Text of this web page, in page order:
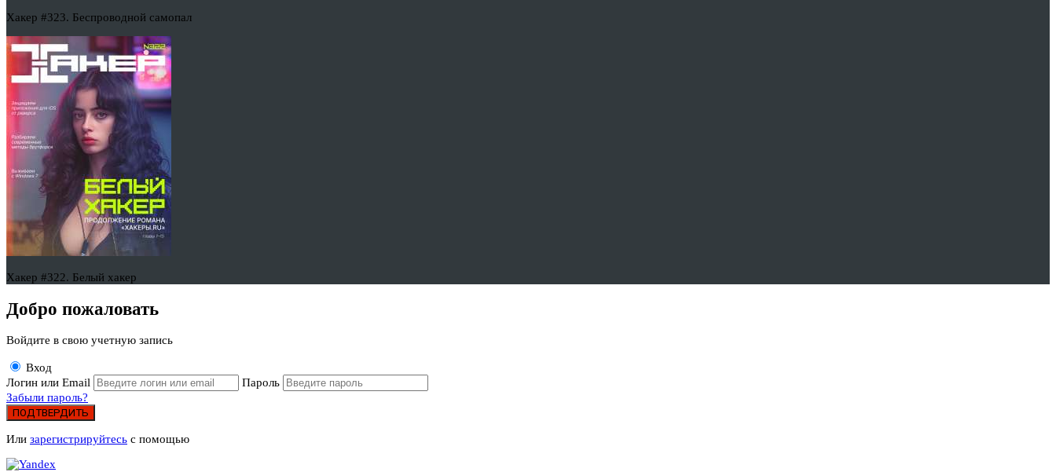
Хакер #323. Беспроводной самопал
Хакер #322. Белый хакер
Добро пожаловать
Войдите в свою учетную запись
Вход
Логин или Email
Пароль
Забыли пароль?
ПОДТВЕРДИТЬ
Или зарегистрируйтесь с помощью